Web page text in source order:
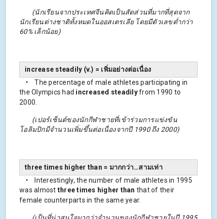
(นักเรียนจากประเทศจีนคิดเป็นสัดส่วนที่มากที่สุดจาก
นักเรียนต่างชาติทั้งหมดในออสเตรเลีย โดยมีตัวเลขต่ำกว่า
60% เล็กน้อย)
increase steadily (v.) = เพิ่มอย่างต่อเนื่อง
• The percentage of male athletes participating in
the Olympics had increased steadilyfrom 1990 to
2000.
(เปอร์เซ็นต์ของนักกีฬาชายที่เข้าร่วมการแข่งขัน
โอลิมปิกมีจำนวนเพิ่มขึ้นต่อเนื่องจากปี 1990 ถึง 2000)
three times higher than = มากกว่า…สามเท่า
• Interestingly, the number of male athletes in 1995
was almost three times higher than that of their
female counterparts in the same year.